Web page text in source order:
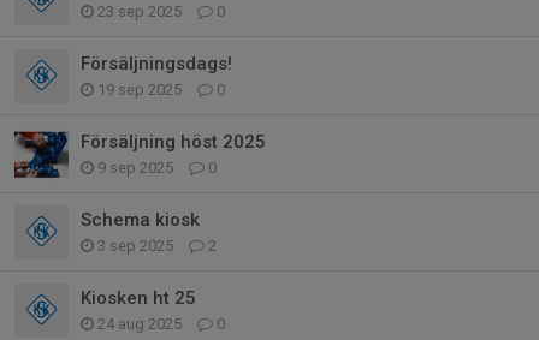
23 sep 2025 0
Försäljningsdags!
19 sep 2025 0
Försäljning höst 2025
9 sep 2025 0
Schema kiosk
3 sep 2025 2
Kiosken ht 25
24 aug 2025 0